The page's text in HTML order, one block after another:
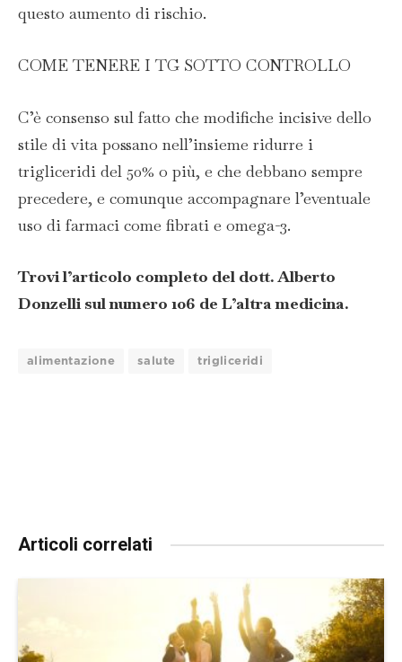
questo aumento di rischio.
COME TENERE I TG SOTTO CONTROLLO
C’è consenso sul fatto che modifiche incisive dello
stile di vita possano nell’insieme ridurre i
trigliceridi del 50% o più, e che debbano sempre
precedere, e comunque accompagnare l’eventuale
uso di farmaci come fibrati e omega-3.
Trovi l’articolo completo del dott. Alberto
Donzelli sul numero 106 de L’altra medicina.
alimentazione salute trigliceridi
Articoli correlati